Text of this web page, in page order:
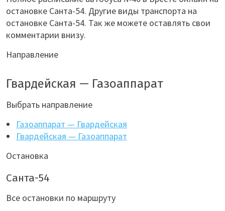
остановке Санта-54. Другие виды транспорта на
остановке Санта-54. Так же можете оставлять свои
комментарии внизу.
Направление
Гвардейская — Газоаппарат
Выбрать направление
Газоаппарат — Гвардейская
Гвардейская — Газоаппарат
Остановка
Санта-54
Все остановки по маршруту